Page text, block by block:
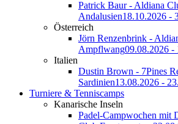
Patrick Baur - Aldiana
Andalusien18.10.2026 -
Österreich
Jörn Renzenbrink -
Ampflwang09.08.2026 -
Italien
Dustin Brown - 7Pines
Sardinien13.08.2026 -
Turniere & Tenniscamps
Kanarische Inseln
Padel-Campwochen mit